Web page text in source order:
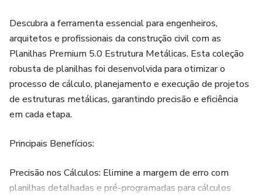
Descubra a ferramenta essencial para engenheiros,
arquitetos e profissionais da construção civil com as
Planilhas Premium 5.0 Estrutura Metálicas. Esta coleção
robusta de planilhas foi desenvolvida para otimizar o
processo de cálculo, planejamento e execução de projetos
de estruturas metálicas, garantindo precisão e eficiência
em cada etapa.
Principais Benefícios:
Precisão nos Cálculos: Elimine a margem de erro com
planilhas detalhadas e pré-programadas para cálculos